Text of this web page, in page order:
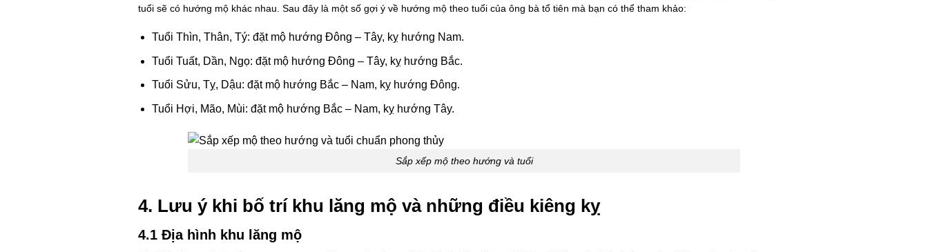
tuổi sẽ có hướng mộ khác nhau. Sau đây là một số gợi ý về hướng mộ theo tuổi của ông bà tổ tiên mà bạn có thể tham khảo:
Tuổi Thìn, Thân, Tý: đặt mộ hướng Đông – Tây, kỵ hướng Nam.
Tuổi Tuất, Dần, Ngọ: đặt mộ hướng Đông – Tây, kỵ hướng Bắc.
Tuổi Sửu, Tỵ, Dậu: đặt mộ hướng Bắc – Nam, kỵ hướng Đông.
Tuổi Hợi, Mão, Mùi: đặt mộ hướng Bắc – Nam, kỵ hướng Tây.
Sắp xếp mộ theo hướng và tuổi
4. Lưu ý khi bố trí khu lăng mộ và những điều kiêng kỵ
4.1 Địa hình khu lăng mộ